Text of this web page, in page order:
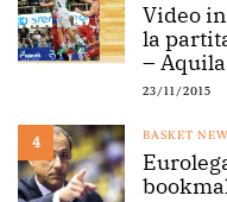
Video
la
–
23/11/2015
4 BASKET